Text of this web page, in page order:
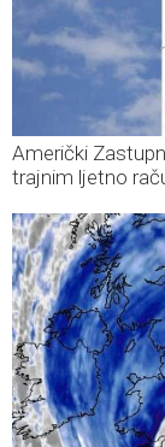
Američki
trajnim ljetno